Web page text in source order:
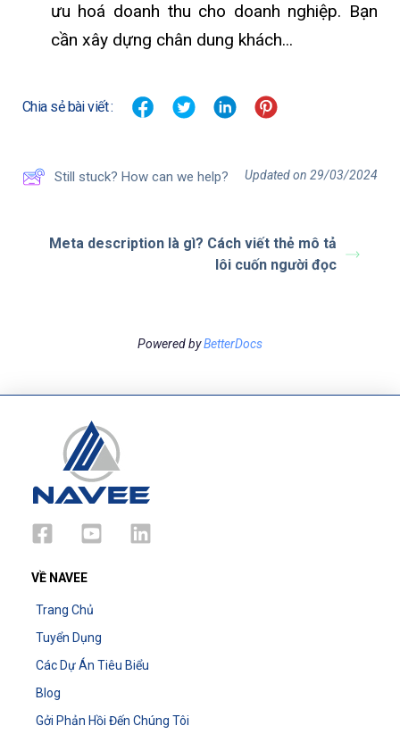
ưu hoá doanh thu cho doanh nghiệp. Bạn
cần xây dựng chân dung khách...
Chia sẻ bài viết :
Still stuck? How can we help? Updated on 29/03/2024
Meta description là gì? Cách viết thẻ mô tả
lôi cuốn người đọc
Powered byBetterDocs
VỀ NAVEE
Trang Chủ
Tuyển Dụng
Các Dự Án Tiêu Biểu
Blog
Gởi Phản Hồi Đến Chúng Tôi